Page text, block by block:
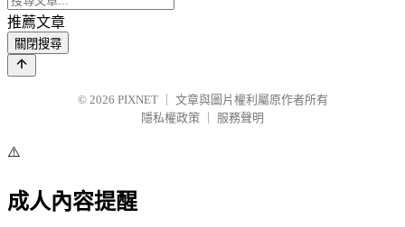
推薦文章
關閉搜尋
© 2026 PIXNET
文章與圖片權利屬原作者所有
隱私權政策
服務聲明
⚠️
成人內容提醒